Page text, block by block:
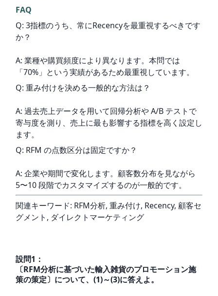
FAQ
Q: 3指標のうち、常にRecencyを最重視するべきです
か？
A: 業種や購買頻度により異なります。本問では
「70%」という実績があるため最重視しています。
Q: 重み付けを決める一般的な方法は？
A: 過去売上データを用いて回帰分析や A/B テストで
寄与度を測り、売上に最も影響する指標を高く設定し
ます。
Q: RFM の点数区分は固定ですか？
A: 企業や期間で変化します。顧客数分布を見ながら
5〜10 段階でカスタマイズするのが一般的です。
関連キーワード: RFM分析, 重み付け, Recency, 顧客セ
グメント, ダイレクトマーケティング
設問1 ：
〔RFM分析に基づいた輸入雑貨のプロモーション施
策の策定〕について、(1)～(3)に答えよ。